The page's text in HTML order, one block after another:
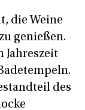
die Weine
genießen.
Jahreszeit
des